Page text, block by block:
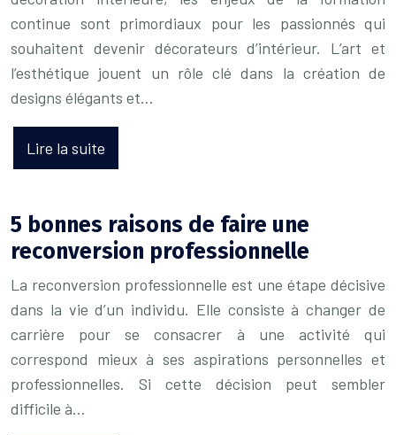
continue sont primordiaux pour les passionnés qui
souhaitent devenir décorateurs d’intérieur. L’art et
l’esthétique jouent un rôle clé dans la création de
designs élégants et…
Lire la suite
5 bonnes raisons de faire une
reconversion professionnelle
La reconversion professionnelle est une étape décisive
dans la vie d’un individu. Elle consiste à changer de
carrière pour se consacrer à une activité qui
correspond mieux à ses aspirations personnelles et
professionnelles. Si cette décision peut sembler
difficile à…